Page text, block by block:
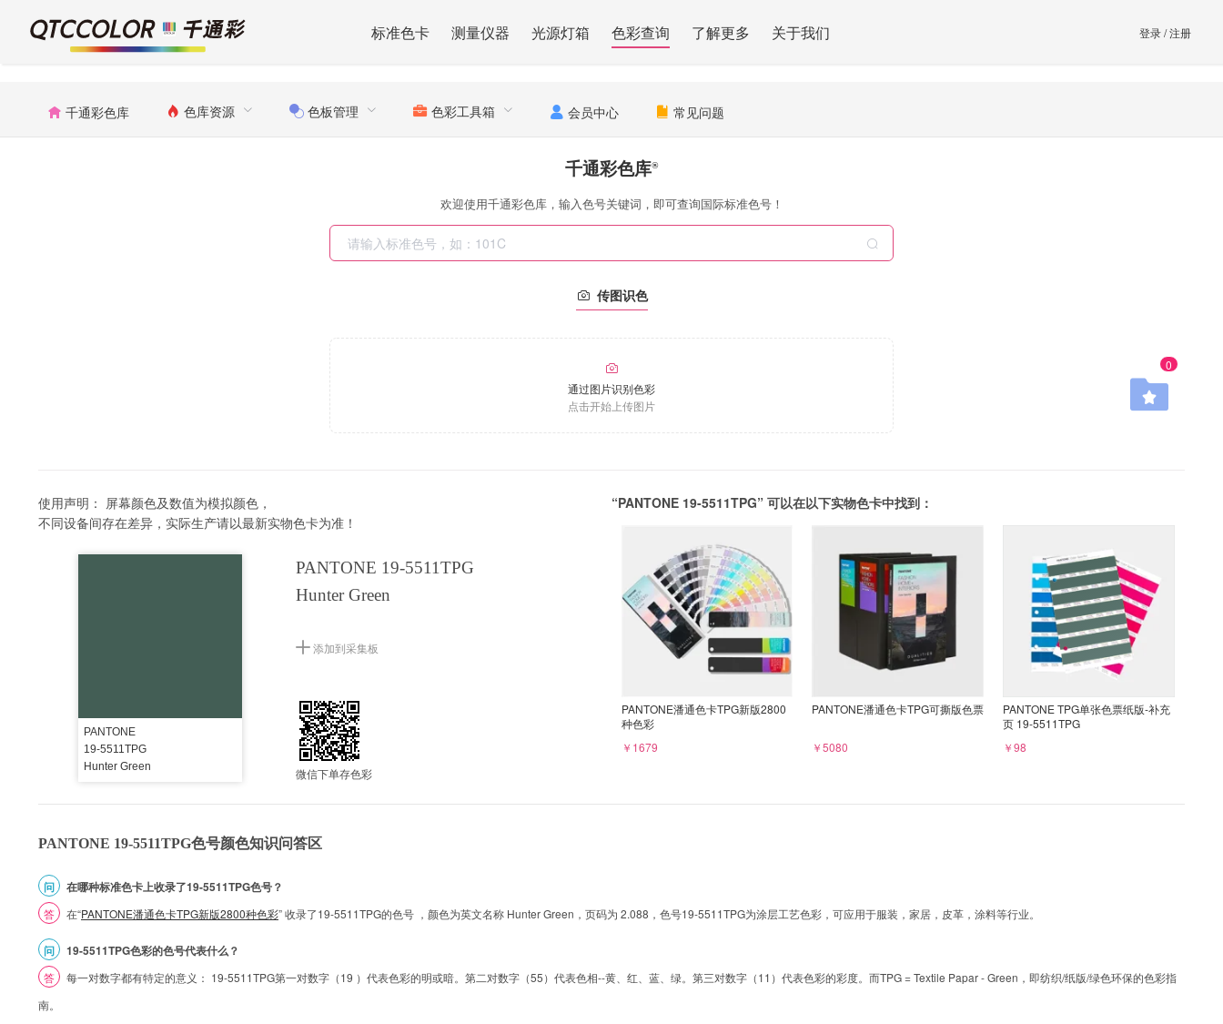
标准色卡 测量仪器 光源灯箱 色彩查询 了解更多 关于我们 登录/注册
千通彩色库 色库资源 色板管理 色彩工具箱 会员中心 常见问题
0
千通彩色库®
欢迎使用千通彩色库，输入色号关键词，即可查询国际标准色号！
传图识色
通过图片识别色彩
点击开始上传图片
使用声明： 屏幕颜色及数值为模拟颜色，
不同设备间存在差异，实际生产请以最新实物色卡为准！
PANTONE
19-5511TPG
Hunter Green
PANTONE 19-5511TPG
Hunter Green
添加到采集板
微信下单存色彩
“PANTONE 19-5511TPG” 可以在以下实物色卡中找到：
PANTONE潘通色卡TPG新版2800
种色彩
￥1679
PANTONE潘通色卡TPG可撕版色票
￥5080
PANTONE TPG单张色票纸版-补充
页 19-5511TPG
￥98
PANTONE 19-5511TPG色号颜色知识问答区
问 在哪种标准色卡上收录了19-5511TPG色号？
答 在“PANTONE潘通色卡TPG新版2800种色彩” 收录了19-5511TPG的色号 ，颜色为英文名称 Hunter Green，页码为 2.088，色号19-5511TPG为涂层工艺色彩，可应用于服装，家居，皮革，涂料等行业。
问 19-5511TPG色彩的色号代表什么？
答
每一对数字都有特定的意义： 19-5511TPG第一对数字（19 ）代表色彩的明或暗。第二对数字（55）代表色相--黄、红、蓝、绿。第三对数字（11）代表色彩的彩度。而TPG = Textile Papar - Green，即纺织/纸版/绿色环保的色彩指
南。